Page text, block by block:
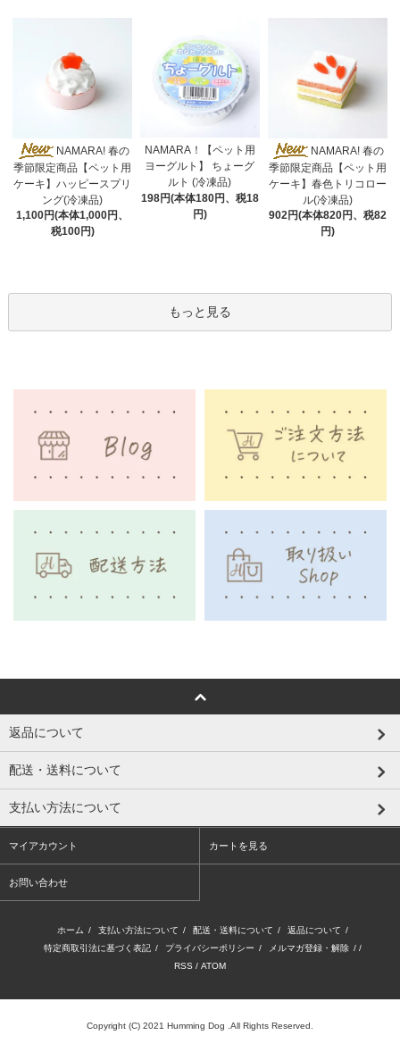
NAMARA! 春の
季節限定商品【ペット用
ケーキ】ハッピースプリ
ング(冷凍品)
1,100円(本体1,000円、
税100円)
NAMARA！【ペット用
ヨーグルト】 ちょーグ
ルト (冷凍品)
198円(本体180円、税18
円)
NAMARA! 春の
季節限定商品【ペット用
ケーキ】春色トリコロー
ル(冷凍品)
902円(本体820円、税82
円)
もっと見る
返品について
配送・送料について
支払い方法について
マイアカウント カートを見る
お問い合わせ
ホーム / 支払い方法について / 配送・送料について / 返品について /
特定商取引法に基づく表記 / プライバシーポリシー / メルマガ登録・解除 / /
RSS / ATOM
Copyright (C) 2021 Humming Dog .All Rights Reserved.